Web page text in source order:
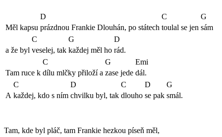
D C
G
Měl kapsu prázdnou Frankie Dlouhán, po státech toulal se jen sám
C
G
D
a že byl veselej, tak každej měl ho rád.
C
G
Emi
Tam ruce k dílu mlčky přiloží a zase jede dál.
C
D C D
G
A každej, kdo s ním chvilku byl, tak dlouho se pak smál.
Tam, kde byl pláč, tam Frankie hezkou píseň měl,